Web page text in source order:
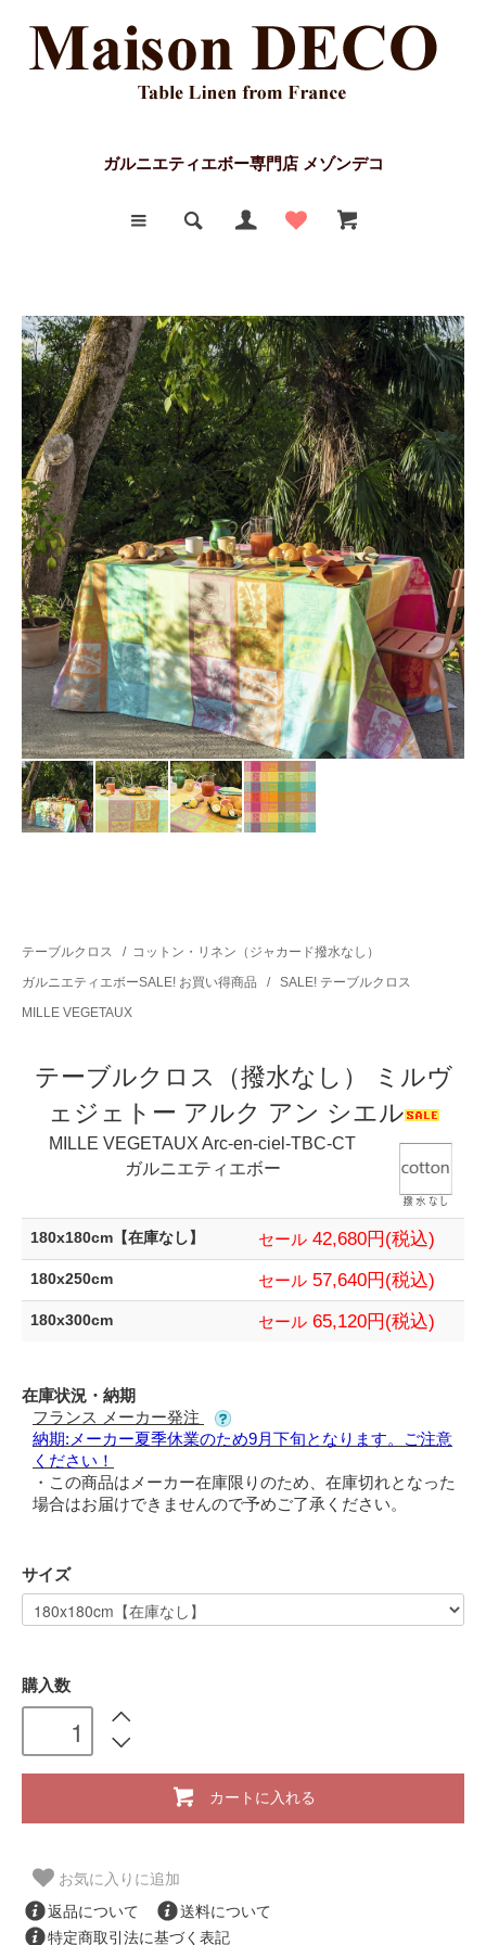
ガルニエティエボー専門店 メゾンデコ
テーブルクロス / コットン・リネン（ジャカード撥水なし）
ガルニエティエボーSALE! お買い得商品
/ SALE! テーブルクロス
MILLE VEGETAUX
テーブルクロス（撥水なし） ミルヴ
ェジェトー アルク アン シエル
MILLE VEGETAUX Arc-en-ciel-TBC-CT
ガルニエティエボー
180x180cm【在庫なし】 セール 42,680円(税込)
180x250cm セール 57,640円(税込)
180x300cm セール 65,120円(税込)
在庫状況・納期
フランス メーカー発注
納期:メーカー夏季休業のため9月下旬となります。ご注意
ください！
・この商品はメーカー在庫限りのため、在庫切れとなった
場合はお届けできませんので予めご了承ください。
サイズ
購入数
カートに入れる
お気に入りに追加
返品について
送料について
特定商取引法に基づく表記